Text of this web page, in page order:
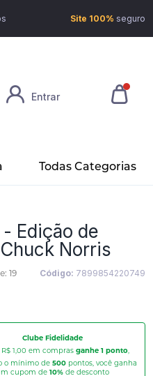
Site 100% seguro
Entrar
Todas Categorias
Edição de
Norris
19 Código: 7899854220749
Clube Fidelidade
R$ 1,00 em comprasganhe 1 ponto,
o mínimo de500 pontos, você ganha
cupom de 10%de desconto